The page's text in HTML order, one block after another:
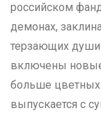
российском
демонах,
терзающих души
включены
больше
выпускается с